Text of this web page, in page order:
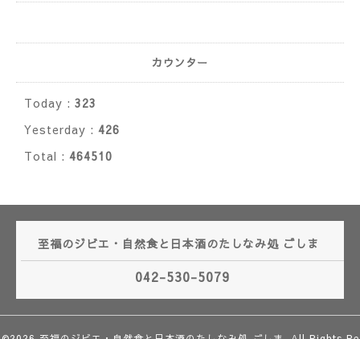
カウンター
Today : 323
Yesterday : 426
Total : 464510
至福のジビエ・自然食と日本酒のたしなみ処 ごしま
042-530-5079